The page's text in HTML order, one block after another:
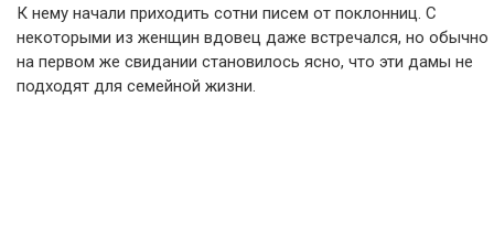
К нему начали приходить сотни писем от поклонниц. С
некоторыми из женщин вдовец даже встречался, но обычно
на первом же свидании становилось ясно, что эти дамы не
подходят для семейной жизни.